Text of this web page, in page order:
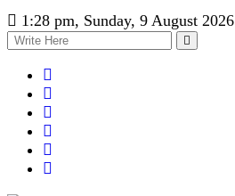
1:28 pm, Sunday, 9 August 2026